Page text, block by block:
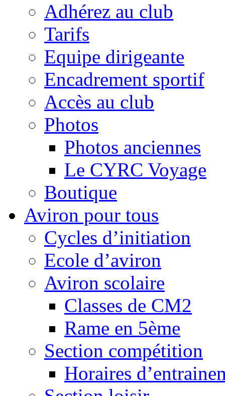
Adhérez au club
Tarifs
Equipe dirigeante
Encadrement sportif
Accès au club
Photos
Photos anciennes
Le CYRC Voyage
Boutique
Aviron pour tous
Cycles d’initiation
Ecole d’aviron
Aviron scolaire
Classes de CM2
Rame en 5ème
Section compétition
Horaires